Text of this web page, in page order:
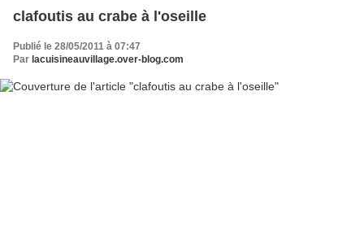
clafoutis au crabe à l'oseille
Publié le 28/05/2011 à 07:47
Par lacuisineauvillage.over-blog.com